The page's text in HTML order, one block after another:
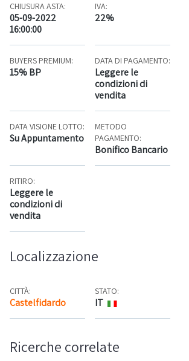
CHIUSURA ASTA:
05-09-2022
16:00:00
IVA:
22%
BUYERS PREMIUM:
15% BP
DATA DI PAGAMENTO:
Leggere le
condizioni di
vendita
DATA VISIONE LOTTO:
Su Appuntamento
METODO
PAGAMENTO:
Bonifico Bancario
RITIRO:
Leggere le
condizioni di
vendita
Localizzazione
CITTÀ:
Castelfidardo Mappa
STATO:
IT
Ricerche correlate